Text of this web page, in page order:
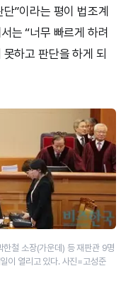
”이라는 평이 법조계
는 “너무 빠르게 하려
하고 판단을 하게 되
철 소장(가운데) 등 재판관 9명
이 열리고 있다. 사진=고성준